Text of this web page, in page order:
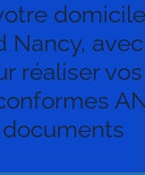
domicile
Nancy, avec
réaliser vos